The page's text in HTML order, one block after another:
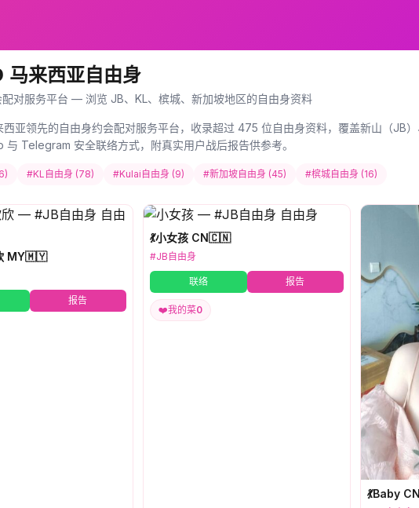
来西亚自由身
配对服务平台 — 浏览 JB、KL、槟城、新加坡地区的自由身资料
亚领先的自由身约会配对服务平台，收录超过 475 位自由身资料，覆盖新山（JB
与 Telegram 安全联络方式，附真实用户战后报告供参考。
#KL自由身 (78) #Kulai自由身 (9) #新加坡自由身 (45) #槟城自由身 (16)
MY🇲🇾
报告
💃小女孩 CN🇨🇳
#JB自由身
联络 报告
❤️我的菜0
💃Baby